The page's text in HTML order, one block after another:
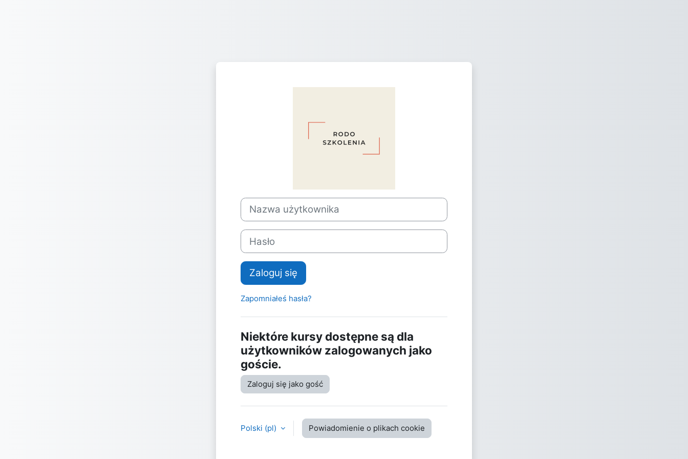
Nazwa użytkownika
Hasło
Zaloguj się
Zapomniałeś hasła?
Niektóre kursy dostępne są dla
użytkowników zalogowanych jako
goście.
Zaloguj się jako gość
Polski ‎(pl)‎ Powiadomienie o plikach cookie